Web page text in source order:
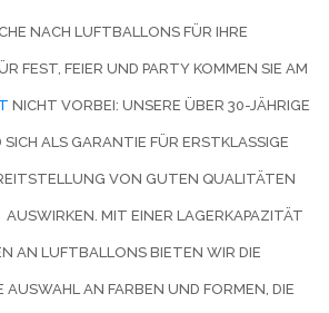
NACH LUFTBALLONS FÜR IHRE
FEST, FEIER UND PARTY KOMMEN SIE AM
NICHT VORBEI: UNSERE ÜBER 30-JÄHRIGE
ALS GARANTIE FÜR ERSTKLASSIGE
VON GUTEN QUALITÄTEN
MIT EINER LAGERKAPAZITÄT
AN LUFTBALLONS BIETEN WIR DIE
AN FARBEN UND FORMEN, DIE D